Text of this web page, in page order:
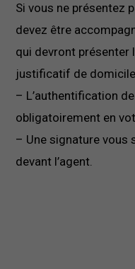
Si vous ne présentez
devez être
qui devront présenter
justificatif de
– L’authentification
obligatoirement en
– Une signature vous
devant l’agent.